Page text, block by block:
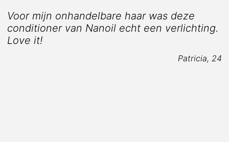
Voor mijn onhandelbare haar was deze
conditioner van Nanoil echt een verlichting.
Love it!
Patricia, 24